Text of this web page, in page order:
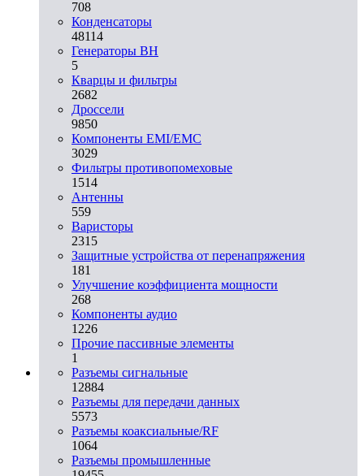
708
Конденсаторы
48114
Генераторы ВН
5
Кварцы и фильтры
2682
Дроссели
9850
Компоненты EMI/EMC
3029
Фильтры противопомеховые
1514
Антенны
559
Варисторы
2315
Защитные устройства от перенапряжения
181
Улучшение коэффициента мощности
268
Компоненты аудио
1226
Прочие пассивные элементы
1
Разъeмы сигнальные
12884
Разъeмы для передачи данных
5573
Разъeмы коаксиальные/RF
1064
Разъeмы промышленные